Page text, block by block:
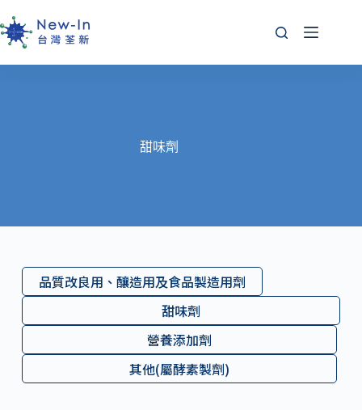
至
主
要
甜味劑
品質改良用、釀造用及食品製造用劑
甜味劑
營養添加劑
其他(屬酵素製劑)